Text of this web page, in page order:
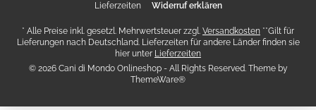
Lieferzeiten
Widerruf erklären
* Alle Preise inkl. gesetzl. Mehrwertsteuer zzgl. Versandkosten **Gilt für
Lieferungen nach Deutschland. Lieferzeiten für andere Länder finden sie
hier unter Lieferzeiten
© 2026 Cani di Mondo Onlineshop - All Rights Reserved. Theme by
ThemeWare®